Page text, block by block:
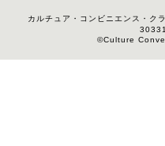
カルチュア・コンビニエンス・
©Culture